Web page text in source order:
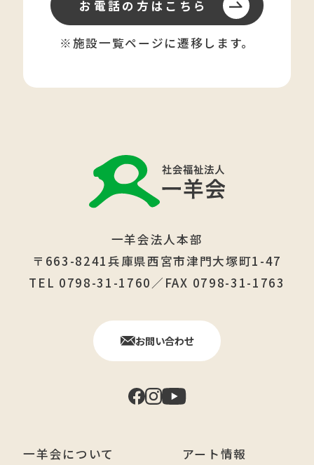
お電話の方はこちら
※施設一覧ページに遷移します。
一羊会法人本部
〒663-8241兵庫県西宮市津門大塚町1-47
TEL 0798-31-1760／FAX 0798-31-1763
お問い合わせ
一羊会について アート情報